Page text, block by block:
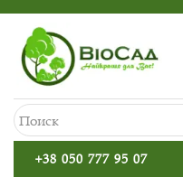
+38 050 777 95 07